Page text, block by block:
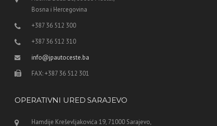
Bosna i Hercegovina
+387 36 512 300
+387 36 512 310
info@jpautoceste.ba
FAX: +387 36 512 301
OPERATIVNI URED SARAJEVO
Hamdije Kreševljakovića 19, 71000 Sarajevo,